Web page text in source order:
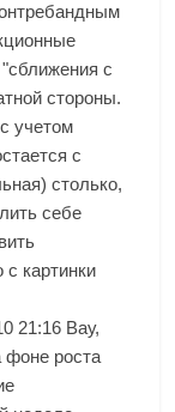
с
стороны.
учетом
с
столько,
себе
картинки
21:16 Вау,
фоне роста